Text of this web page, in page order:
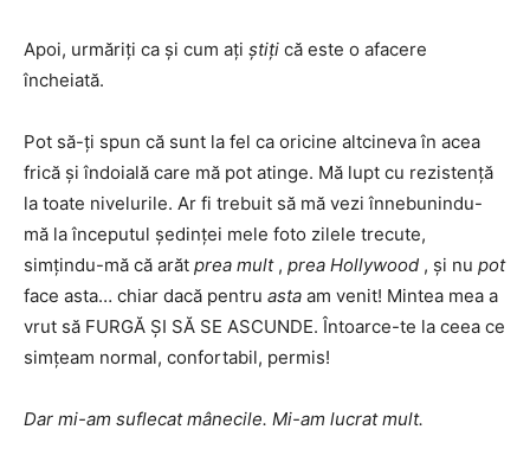
Apoi, urmăriți ca și cum ați știți că este o afacere
încheiată.
Pot să-ți spun că sunt la fel ca oricine altcineva în acea
frică și îndoială care mă pot atinge. Mă lupt cu rezistență
la toate nivelurile. Ar fi trebuit să mă vezi înnebunindu-
mă la începutul ședinței mele foto zilele trecute,
simțindu-mă că arăt prea mult, prea Hollywood , și nu pot
face asta… chiar dacă pentru asta am venit! Mintea mea a
vrut să FURGĂ ȘI SĂ SE ASCUNDE. Întoarce-te la ceea ce
simțeam normal, confortabil, permis!
Dar mi-am suflecat mânecile. Mi-am lucrat mult.